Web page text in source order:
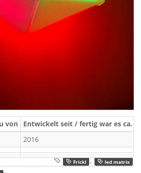
von
Entwickelt seit / fertig war es ca.
2016
Frickl ,
led matrix